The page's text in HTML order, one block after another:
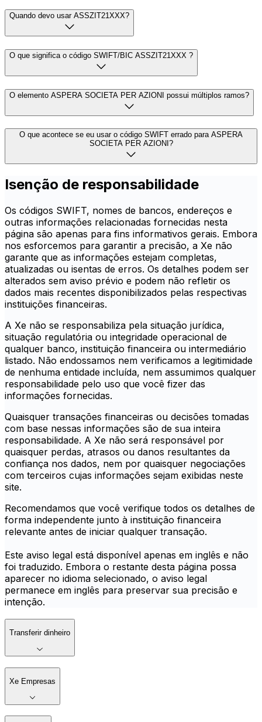
Quando devo usar ASSZIT21XXX?
O que significa o código SWIFT/BIC ASSZIT21XXX ?
O elemento ASPERA SOCIETA PER AZIONI possui múltiplos ramos?
O que acontece se eu usar o código SWIFT errado para ASPERA
SOCIETA PER AZIONI?
Isenção de responsabilidade
Os códigos SWIFT, nomes de bancos, endereços e
outras informações relacionadas fornecidas nesta
página são apenas para fins informativos gerais. Embora
nos esforcemos para garantir a precisão, a Xe não
garante que as informações estejam completas,
atualizadas ou isentas de erros. Os detalhes podem ser
alterados sem aviso prévio e podem não refletir os
dados mais recentes disponibilizados pelas respectivas
instituições financeiras.
A Xe não se responsabiliza pela situação jurídica,
situação regulatória ou integridade operacional de
qualquer banco, instituição financeira ou intermediário
listado. Não endossamos nem verificamos a legitimidade
de nenhuma entidade incluída, nem assumimos qualquer
responsabilidade pelo uso que você fizer das
informações fornecidas.
Quaisquer transações financeiras ou decisões tomadas
com base nessas informações são de sua inteira
responsabilidade. A Xe não será responsável por
quaisquer perdas, atrasos ou danos resultantes da
confiança nos dados, nem por quaisquer negociações
com terceiros cujas informações sejam exibidas neste
site.
Recomendamos que você verifique todos os detalhes de
forma independente junto à instituição financeira
relevante antes de iniciar qualquer transação.
Este aviso legal está disponível apenas em inglês e não
foi traduzido. Embora o restante desta página possa
aparecer no idioma selecionado, o aviso legal
permanece em inglês para preservar sua precisão e
intenção.
Transferir dinheiro
Xe Empresas